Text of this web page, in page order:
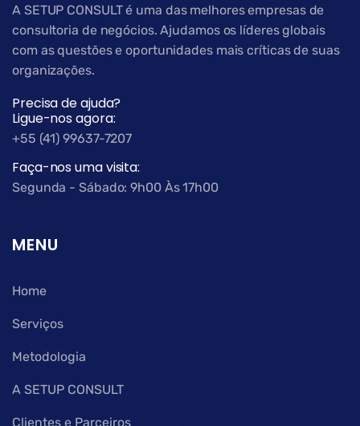
A SETUP CONSULT é uma das melhores empresas de
consultoria de negócios. Ajudamos os líderes globais
com as questões e oportunidades mais críticas de suas
organizações.
Precisa de ajuda?
Ligue-nos agora:
+55 (41) 99637-7207
Faça-nos uma visita:
Segunda - Sábado: 9h00 Às 17h00
MENU
Home
Serviços
Metodologia
A SETUP CONSULT
Clientes e Parceiros